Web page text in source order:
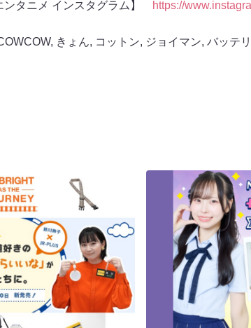
ンタニメ インスタグラム】
https://
, きょん, コットン, ジョイマン, バッテ